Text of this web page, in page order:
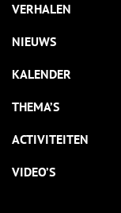
VERHALEN
NIEUWS
KALENDER
THEMA’S
ACTIVITEITEN
VIDEO’S